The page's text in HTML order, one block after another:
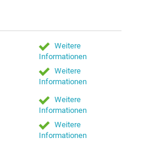
Weitere
Informationen
Weitere
Informationen
Weitere
Informationen
Weitere
Informationen